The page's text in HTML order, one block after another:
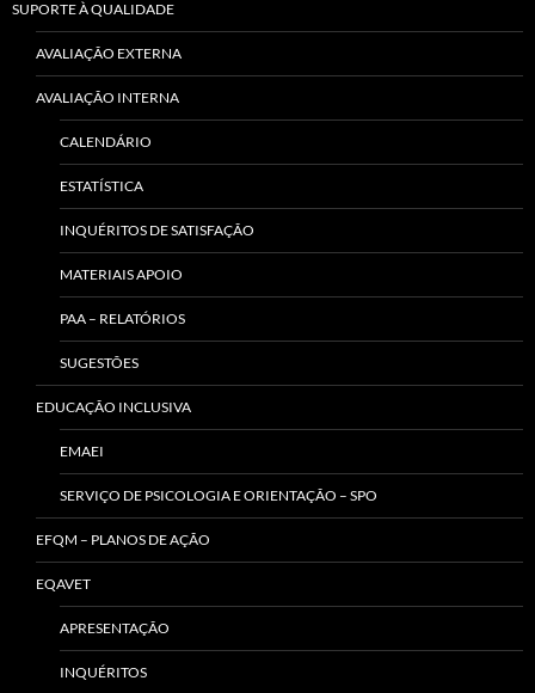
SUPORTE À QUALIDADE
AVALIAÇÃO EXTERNA
AVALIAÇÃO INTERNA
CALENDÁRIO
ESTATÍSTICA
INQUÉRITOS DE SATISFAÇÃO
MATERIAIS APOIO
PAA – RELATÓRIOS
SUGESTÕES
EDUCAÇÃO INCLUSIVA
EMAEI
SERVIÇO DE PSICOLOGIA E ORIENTAÇÃO – SPO
EFQM – PLANOS DE AÇÃO
EQAVET
APRESENTAÇÃO
INQUÉRITOS